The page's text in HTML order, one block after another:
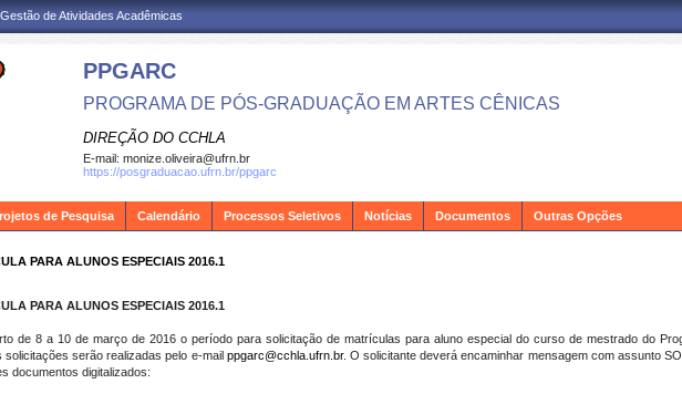
de Atividades Acadêmicas
PPGARC
PROGRAMA DE PÓS-GRADUAÇÃO EM ARTES CÊNICAS
DIREÇÃO DO CCHLA
E-mail: monize.oliveira@ufrn.br
https://posgraduacao.ufrn.br/ppgarc
de Pesquisa Calendário Processos Seletivos Notícias Documentos Outras Opções
PARA ALUNOS ESPECIAIS 2016.1
PARA ALUNOS ESPECIAIS 2016.1
de 8 a 10 de março de 2016 o período para solicitação de matrículas para aluno especial do curso de mestrado do
solicitações serão realizadas pelo e-mail ppgarc@cchla.ufrn.br. O solicitante deverá encaminhar mensagem com assunto
documentos digitalizados: